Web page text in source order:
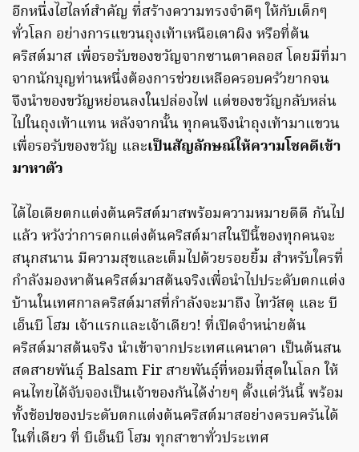
อีกหนึ่งไฮไลท์สำคัญ ที่สร้างความทรงจำดีๆ ให้กับเด็กๆ
ทั่วโลก อย่างการแขวนถุงเท้าเหนือเตาผิง หรือที่ต้น
คริสต์มาส เพื่อรอรับของขวัญจากซานตาคลอส โดยมีที่มา
จากนักบุญท่านหนึ่งต้องการช่วยเหลือครอบครัวยากจน
จึงนำของขวัญหย่อนลงในปล่องไฟ แต่ของขวัญกลับหล่น
ไปในถุงเท้าแทน หลังจากนั้น ทุกคนจึงนำถุงเท้ามาแขวน
เพื่อรอรับของขวัญ และเป็นสัญลักษณ์ให้ความโชคดีเข้า
มาหาตัว
ได้ไอเดียตกแต่งต้นคริสต์มาสพร้อมความหมายดีดี กันไป
แล้ว หวังว่าการตกแต่งต้นคริสต์มาสในปีนี้ของทุกคนจะ
สนุกสนาน มีความสุขและเต็มไปด้วยรอยยิ้ม สำหรับใครที่
กำลังมองหาต้นคริสต์มาสต้นจริงเพื่อนำไปประดับตกแต่ง
บ้านในเทศกาลคริสต์มาสที่กำลังจะมาถึง ไทวัสดุ และ บี
เอ็นบี โฮม เจ้าแรกและเจ้าเดียว! ที่เปิดจำหน่ายต้น
คริสต์มาสต้นจริง นำเข้าจากประเทศแคนาดา เป็นต้นสน
สดสายพันธุ์ Balsam Fir สายพันธุ์ที่หอมที่สุดในโลก ให้
คนไทยได้จับจองเป็นเจ้าของกันได้ง่ายๆ ตั้งแต่วันนี้ พร้อม
ทั้งช้อปของประดับตกแต่งต้นคริสต์มาสอย่างครบครันได้
ในที่เดียว ที่ บีเอ็นบี โฮม ทุกสาขาทั่วประเทศ